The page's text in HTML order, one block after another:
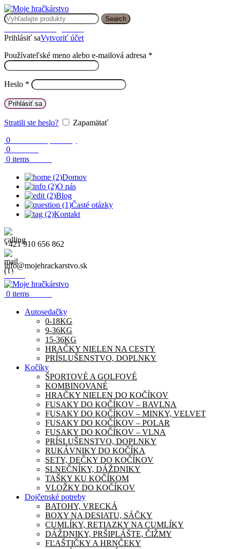
Search
Prihlásiť saVytvoriť účet
Používateľské meno alebo e-mailová adresa *
Heslo *
Prihlásiť sa
Stratili ste heslo?
Zapamätať
0
0
0 items
Domov
O nás
Blog
Časté otázky
Kontakt
+421 910 656 862
info@mojehrackarstvo.sk
Menu
0 items
Autosedačky
0-18KG
9-36KG
15-36KG
HRAČKY NIELEN NA CESTY
PRÍSLUŠENSTVO, DOPLNKY
Kočíky
ŠPORTOVÉ A GOLFOVÉ
KOMBINOVANÉ
HRAČKY NIELEN DO KOČÍKOV
FUSAKY DO KOČÍKOV – BAVLNA
FUSAKY DO KOČÍKOV – MINKY, VELVET
FUSAKY DO KOČÍKOV – POLAR
FUSAKY DO KOČÍKOV – VLNA
PRÍSLUŠENSTVO, DOPLNKY
RUKÁVNIKY DO KOČÍKA
SETY, DEČKY DO KOČÍKOV
SLNEČNÍKY, DÁŽDNIKY
TAŠKY KU KOČÍKOM
VLOŽKY DO KOČÍKOV
Dojčenské potreby
BATOHY, VRECKÁ
BOXY NA DESIATU, SÁČKY
CUMLÍKY, RETIAZKY NA CUMLÍKY
DÁŽDNIKY, PRŠIPLÁŠTE, ČIŽMY
FĽAŠTIČKY A HRNČEKY